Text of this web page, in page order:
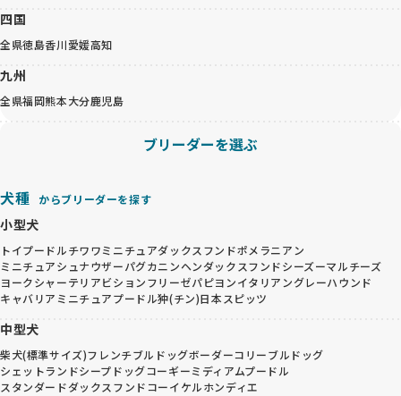
四国
全県徳島香川愛媛高知
九州
全県福岡熊本大分鹿児島
ブリーダーを選ぶ
犬種 からブリーダーを探す
小型犬
トイプードルチワワミニチュアダックスフンドポメラニアン
ミニチュアシュナウザーパグカニンヘンダックスフンドシーズーマルチーズ
ヨークシャーテリアビションフリーゼパピヨンイタリアングレーハウンド
キャバリア ミニチュアプードル狆(チン)日本スピッツ
中型犬
柴犬(標準サイズ)フレンチブルドッグボーダーコリーブルドッグ
シェットランドシープドッグコーギーミディアムプードル
スタンダードダックスフンドコーイケルホンディエ